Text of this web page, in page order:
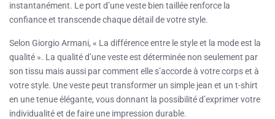
instantanément. Le port d’une veste bien taillée renforce la
confiance et transcende chaque détail de votre style.
Selon Giorgio Armani, « La différence entre le style et la mode est la
qualité ». La qualité d’une veste est déterminée non seulement par
son tissu mais aussi par comment elle s’accorde à votre corps et à
votre style. Une veste peut transformer un simple jean et un t-shirt
en une tenue élégante, vous donnant la possibilité d’exprimer votre
individualité et de faire une impression durable.